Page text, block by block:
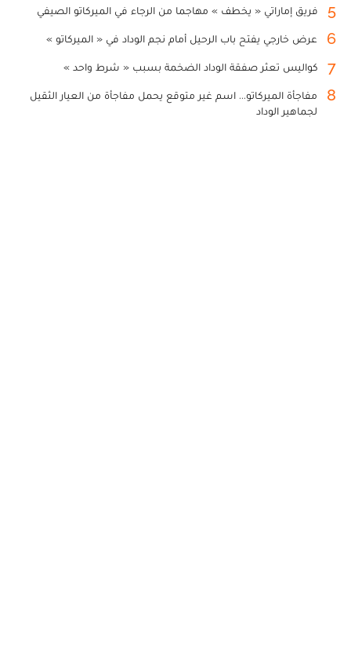
5 فريق إماراتي « يخطف » مهاجما من الرجاء في الميركاتو الصيفي
6 عرض خارجي يفتح باب الرحيل أمام نجم الوداد في « الميركاتو »
7 كواليس تعثر صفقة الوداد الضخمة بسبب « شرط واحد »
8
مفاجأة الميركاتو... اسم غير متوقع يحمل مفاجأة من العيار الثقيل
لجماهير الوداد